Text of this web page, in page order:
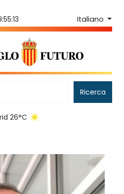
Italiano
Ricerca
26°C